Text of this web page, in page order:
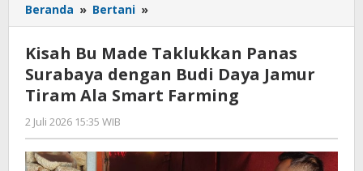
Beranda » Bertani »
Bu
Made
Taklukkan
Panas
Surabaya
Jamur
Kisah Bu Made Taklukkan Panas
Surabaya dengan Budi Daya Jamur
Tiram Ala Smart Farming
2 Juli 2026 15:35 WIB
Imam
WD